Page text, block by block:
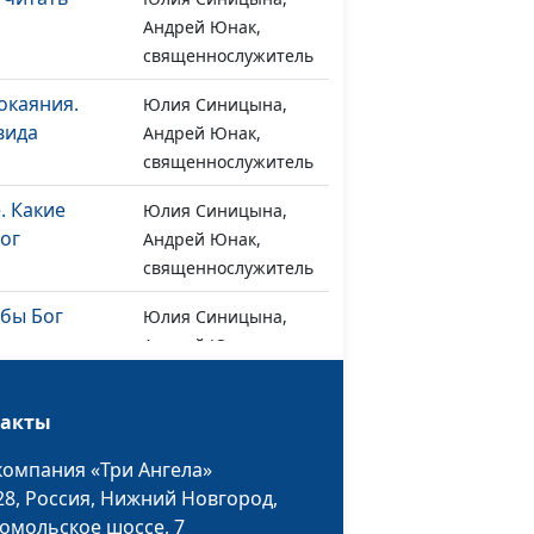
Андрей Юнак,
священнослужитель
Юлия Синицына,
Андрей Юнак,
священнослужитель
Какие
Юлия Синицына,
Андрей Юнак,
священнослужитель
Бог
Юлия Синицына,
Андрей Юнак,
священнослужитель
и как к Юлия Синицына,
«Три Ангела»
Россия, Нижний Новгород,
шоссе, 7